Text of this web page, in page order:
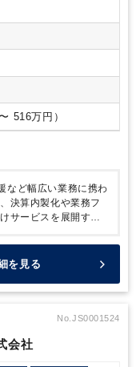
貸運営支援（収支
ど）
月給 31万円 〜 43万円 （年収 372万円 〜 516万円）
など幅広い業務に携わ
決算内製化や業務フ
サービスを展開する
腰を据えて働ける★
能で、ワークライフ
を見る
No.JS0001524
会社